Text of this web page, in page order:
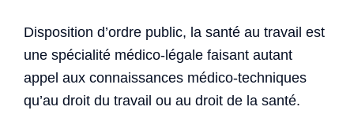
Disposition d’ordre public, la santé au travail est
une spécialité médico-légale faisant autant
appel aux connaissances médico-techniques
qu’au droit du travail ou au droit de la santé.